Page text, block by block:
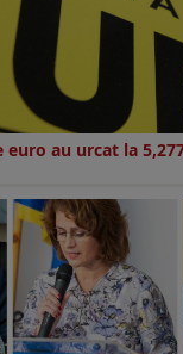
euro au urcat la